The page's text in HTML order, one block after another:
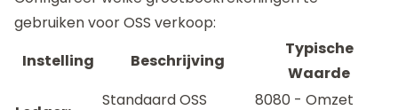
gebruiken voor OSS verkoop:
Instelling
Beschrijving
Typische
Waarde
Standaard OSS
8080 - Omzet